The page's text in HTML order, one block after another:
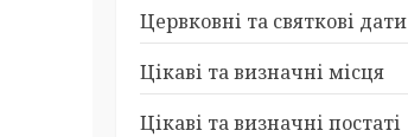
Цервковні та святкові дати
Цікаві та визначні місця
Цікаві та визначні постаті